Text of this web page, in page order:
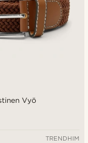
Vyö
TRENDHIM